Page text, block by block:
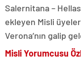
Salernitana –
ekleyen Misli
Verona’nın galip
Misli Yorumcusu